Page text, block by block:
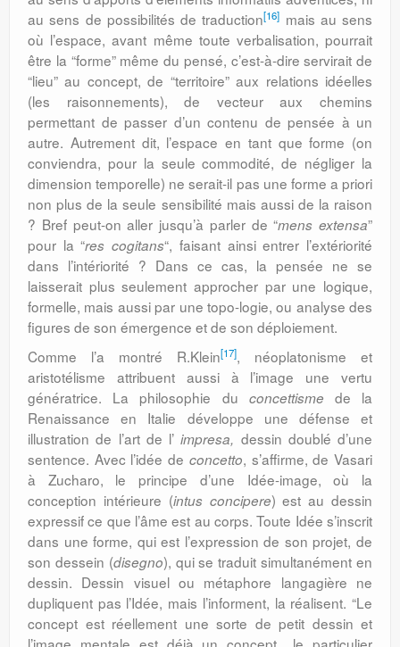
au sens de possibilités de traduction[16] mais au sens
où l’espace, avant même toute verbalisation, pourrait
être la “forme” même du pensé, c’est-à-dire servirait de
“lieu” au concept, de “territoire” aux relations idéelles
(les raisonnements), de vecteur aux chemins
permettant de passer d’un contenu de pensée à un
autre. Autrement dit, l’espace en tant que forme (on
conviendra, pour la seule commodité, de négliger la
dimension temporelle) ne serait-il pas une forme a priori
non plus de la seule sensibilité mais aussi de la raison
? Bref peut-on aller jusqu’à parler de “mens extensa”
pour la “res cogitans“, faisant ainsi entrer l’extériorité
dans l’intériorité ? Dans ce cas, la pensée ne se
laisserait plus seulement approcher par une logique,
formelle, mais aussi par une topo-logie, ou analyse des
figures de son émergence et de son déploiement.
Comme l’a montré R.Klein[17], néoplatonisme et
aristotélisme attribuent aussi à l’image une vertu
génératrice. La philosophie du concettisme de la
Renaissance en Italie développe une défense et
illustration de l’art de l’impresa, dessin doublé d’une
sentence. Avec l’idée de concetto, s’affirme, de Vasari
à Zucharo, le principe d’une Idée-image, où la
conception intérieure (intus concipere) est au dessin
expressif ce que l’âme est au corps. Toute Idée s’inscrit
dans une forme, qui est l’expression de son projet, de
son dessein (disegno), qui se traduit simultanément en
dessin. Dessin visuel ou métaphore langagière ne
dupliquent pas l’Idée, mais l’informent, la réalisent. “Le
concept est réellement une sorte de petit dessin et